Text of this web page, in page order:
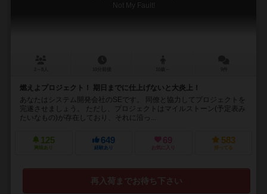
Not My Fault!
燃えよプロジェクト！ 期日までに仕上げないと大炎上！
あなたはシステム開発会社のSEです。 同僚と協力してプロジェクトを
完遂させましょう。 ただし、プロジェクトはマイルストーン(予定表み
たいなもの)が存在しており、それに沿っ...
125
興味あり
649
経験あり
69
お気に入り
583
持ってる
再入荷までお待ち下さい